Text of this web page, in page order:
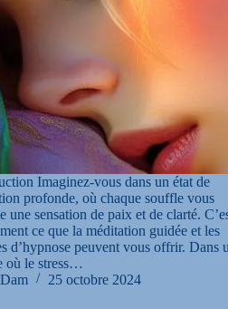
Imaginez-vous dans un état de
profonde, où chaque souffle vous
une sensation de paix et de clarté.
ce que la méditation guidée et les
d’hypnose peuvent vous offrir. Dans
où le stress…
Dam
25 octobre 2024